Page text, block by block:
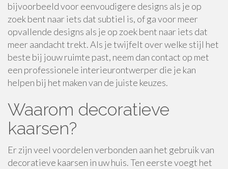
bijvoorbeeld voor eenvoudigere designs als je op
zoek bent naar iets dat subtiel is, of ga voor meer
opvallende designs als je op zoek bent naar iets dat
meer aandacht trekt. Als je twijfelt over welke stijl het
beste bij jouw ruimte past, neem dan contact op met
een professionele interieurontwerper die je kan
helpen bij het maken van de juiste keuzes.
Waarom decoratieve
kaarsen?
Er zijn veel voordelen verbonden aan het gebruik van
decoratieve kaarsen in uw huis. Ten eerste voegt het